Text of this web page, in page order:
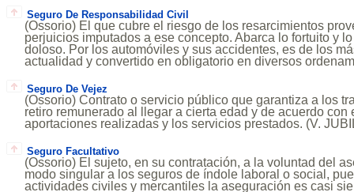
Seguro De Responsabilidad Civil
(Ossorio) El que cubre el riesgo de los resarcimientos
perjuicios imputados a ese concepto. Abarca lo fortuito y
doloso. Por los automóviles y sus accidentes, es de los
actualidad y convertido en obligatorio en diversos
Seguro De Vejez
(Ossorio) Contrato o servicio público que garantiza a los
retiro remunerado al llegar a cierta edad y de acuerdo con
aportaciones realizadas y los servicios prestados. (V.
Seguro Facultativo
(Ossorio) El sujeto, en su contratación, a la voluntad del
modo singular a los seguros de índole laboral o social,
actividades civiles y mercantiles la aseguración es casi